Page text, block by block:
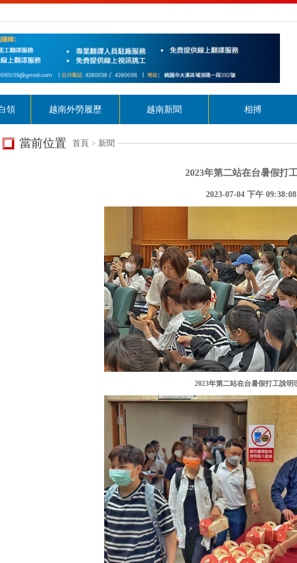
領 越南外勞履歷 越南新聞 相搏
當前位置 首頁 > 新聞
2023年第二站在台暑假打
2023-07-04 下午 09:38:08
2023年第二站在台暑假打工說明